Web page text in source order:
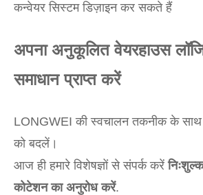
कन्वेयर सिस्टम डिज़ाइन कर सकते हैं
अपना अनुकूलित वेयरहाउस
समाधान प्राप्त करें
LONGWEI की स्वचालन तकनीक के साथ
को बदलें।
आज ही हमारे विशेषज्ञों से संपर्क करें
कोटेशन का अनुरोध करें.